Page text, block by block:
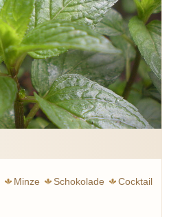
Minze Schokolade
Cocktail